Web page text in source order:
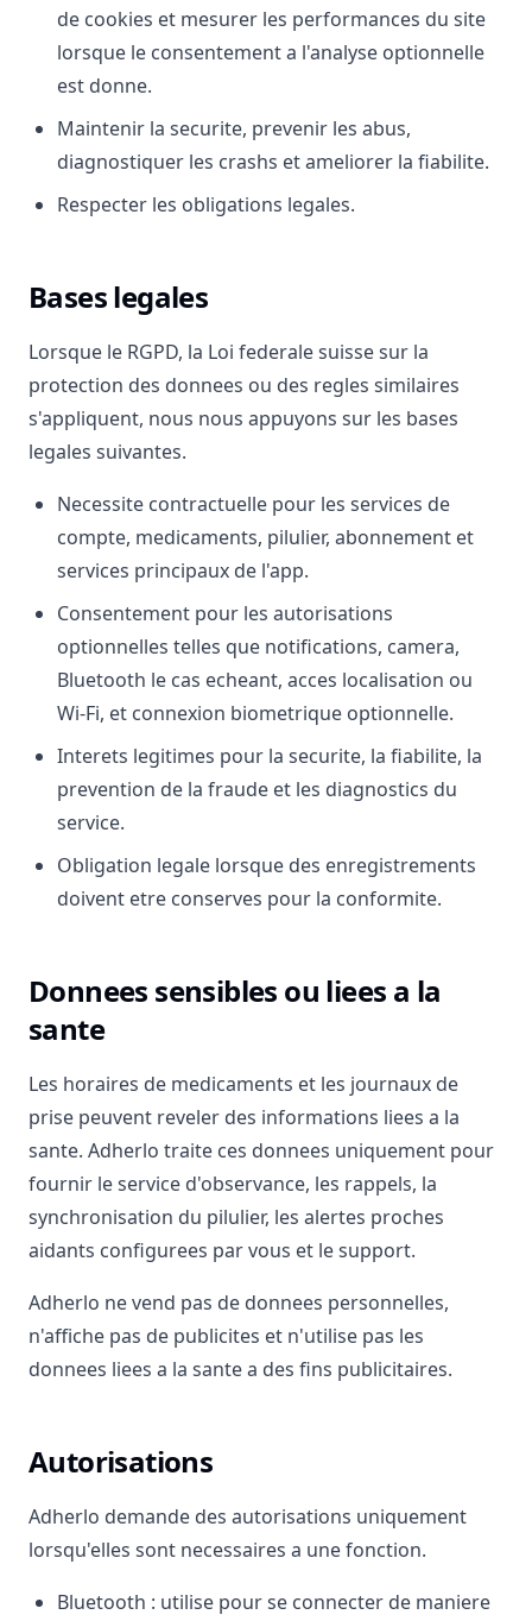
de cookies et mesurer les performances du site
lorsque le consentement a l'analyse optionnelle
est donne.
Maintenir la securite, prevenir les abus,
diagnostiquer les crashs et ameliorer la fiabilite.
Respecter les obligations legales.
Bases legales
Lorsque le RGPD, la Loi federale suisse sur la
protection des donnees ou des regles similaires
s'appliquent, nous nous appuyons sur les bases
legales suivantes.
Necessite contractuelle pour les services de
compte, medicaments, pilulier, abonnement et
services principaux de l'app.
Consentement pour les autorisations
optionnelles telles que notifications, camera,
Bluetooth le cas echeant, acces localisation ou
Wi-Fi, et connexion biometrique optionnelle.
Interets legitimes pour la securite, la fiabilite, la
prevention de la fraude et les diagnostics du
service.
Obligation legale lorsque des enregistrements
doivent etre conserves pour la conformite.
Donnees sensibles ou liees a la
sante
Les horaires de medicaments et les journaux de
prise peuvent reveler des informations liees a la
sante. Adherlo traite ces donnees uniquement pour
fournir le service d'observance, les rappels, la
synchronisation du pilulier, les alertes proches
aidants configurees par vous et le support.
Adherlo ne vend pas de donnees personnelles,
n'affiche pas de publicites et n'utilise pas les
donnees liees a la sante a des fins publicitaires.
Autorisations
Adherlo demande des autorisations uniquement
lorsqu'elles sont necessaires a une fonction.
Bluetooth : utilise pour se connecter de maniere